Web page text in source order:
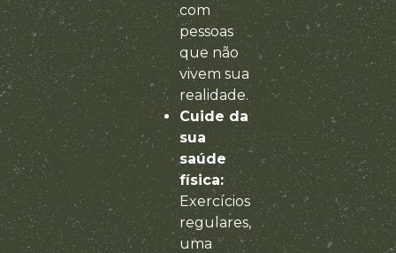
com
pessoas
que não
vivem sua
realidade.
Cuide da
sua
saúde
física:
Exercícios
regulares,
uma